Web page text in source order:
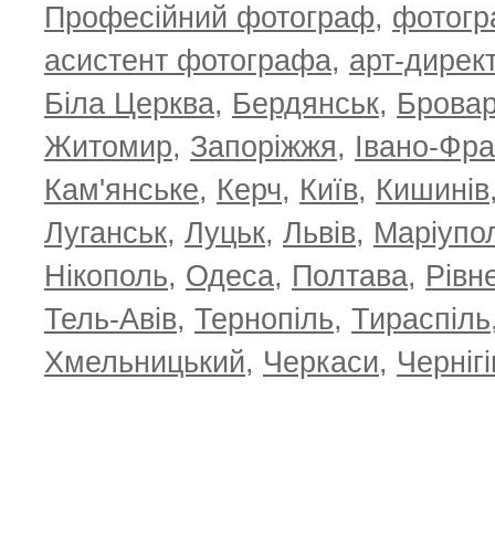
Професійний фотограф,
асистент фотографа, арт-
Біла Церква, Бердянськ,
Житомир, Запоріжжя, Івано-
Кам'янське, Керч, Київ, Кишинів
Луганськ, Луцьк, Львів,
Нікополь, Одеса, Полтава,
Тель-Авів, Тернопіль, Тираспіль
Хмельницький, Черкаси,